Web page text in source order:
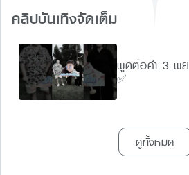
คลิปบันเทิงจัดเต็ม
พูดต่อคำ 3 พย
✅
ดูทั้งหมด